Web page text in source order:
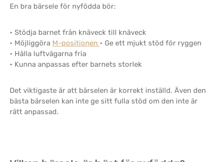
En bra bärsele för nyfödda bör:
• Stödja barnet från knäveck till knäveck
• Möjliggöra M-positionen • Ge ett mjukt stöd för ryggen
• Hålla luftvägarna fria
• Kunna anpassas efter barnets storlek
Det viktigaste är att bärselen är korrekt inställd. Även den
bästa bärselen kan inte ge sitt fulla stöd om den inte är
rätt anpassad.